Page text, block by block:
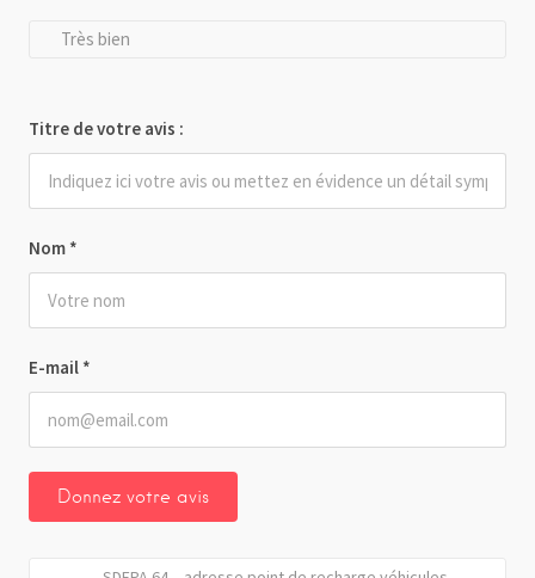
Nom *
E-mail *
Très bien
Titre de votre avis :